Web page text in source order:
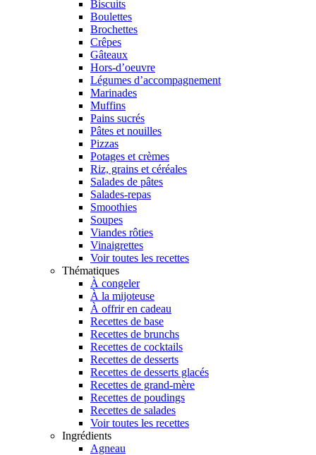
Biscuits
Boulettes
Brochettes
Crêpes
Gâteaux
Hors-d’oeuvre
Légumes d’accompagnement
Marinades
Muffins
Pains sucrés
Pâtes et nouilles
Pizzas
Potages et crèmes
Riz, grains et céréales
Salades de pâtes
Salades-repas
Smoothies
Soupes
Viandes rôties
Vinaigrettes
Voir toutes les recettes
Thématiques
À congeler
À la mijoteuse
À offrir en cadeau
Recettes de base
Recettes de brunchs
Recettes de cocktails
Recettes de desserts
Recettes de desserts glacés
Recettes de grand-mère
Recettes de poudings
Recettes de salades
Voir toutes les recettes
Ingrédients
Agneau